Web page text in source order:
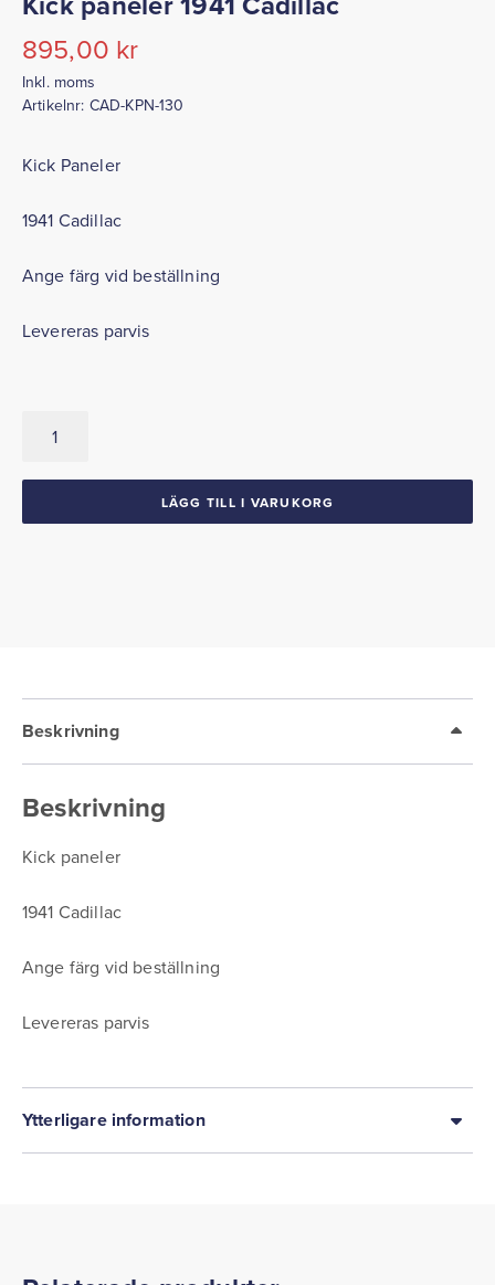
895,00 kr
Inkl. moms
Artikelnr: CAD-KPN-130
Kick Paneler
1941 Cadillac
Ange färg vid beställning
Levereras parvis
paneler
LÄGG TILL I VARUKORG
Beskrivning
Beskrivning
Kick paneler
1941 Cadillac
Ange färg vid beställning
Levereras parvis
Ytterligare information